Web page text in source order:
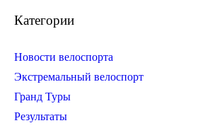
Категории
Новости велоспорта
Экстремальный велоспорт
Гранд Туры
Результаты